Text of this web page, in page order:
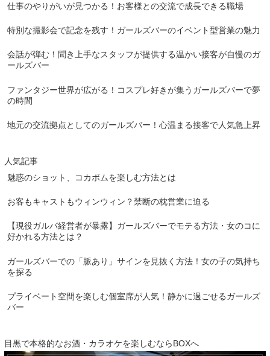
仕事のやりがいが見つかる！お客様との交流で成長できる職場
特別な撮影会で記念を残す！ガールズバーのイベント型営業の魅力
会話が弾む！聞き上手なスタッフが提供する温かい接客が自慢のガ
ールズバー
ファンタジー世界が広がる！コスプレ好きが集うガールズバーで夢
の時間
地元の交流拠点としてのガールズバー！心温まる接客で人気急上昇
人気記事
魅惑のショット、コカボムを楽しむ方法とは
お客もキャストもウィンウィン？禁断の枕営業に迫る
【現役ガルバ経営者が暴露】ガールズバーでモテる方法・女のコに
好かれる方法とは？
ガールズバーでの「脈あり」サインを見抜く方法！女の子の気持ち
を探る
プライベート空間を楽しむ個室席が人気！静かに過ごせるガールズ
バー
目黒で本格的なお酒・カラオケを楽しむならBOXへ